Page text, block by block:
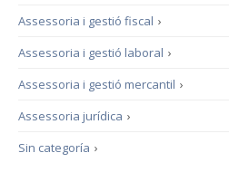
›
Assessoria i gestió fiscal
›
Assessoria i gestió laboral
›
Assessoria i gestió mercantil
›
Assessoria jurídica
›
Sin categoría